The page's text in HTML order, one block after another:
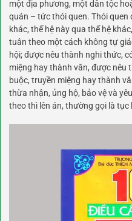
một địa phương, một dân tộc
quán – tức thói quen. Thói
khác, thế hệ này qua thế hệ
tuân theo một cách không tự
hội; được nêu thành nghi thức,
miệng hay thành văn, được nêu
buộc, truyền miệng hay thành
thừa nhận, ủng hộ, bảo vệ và
theo thì lên án, thường gọi là tục